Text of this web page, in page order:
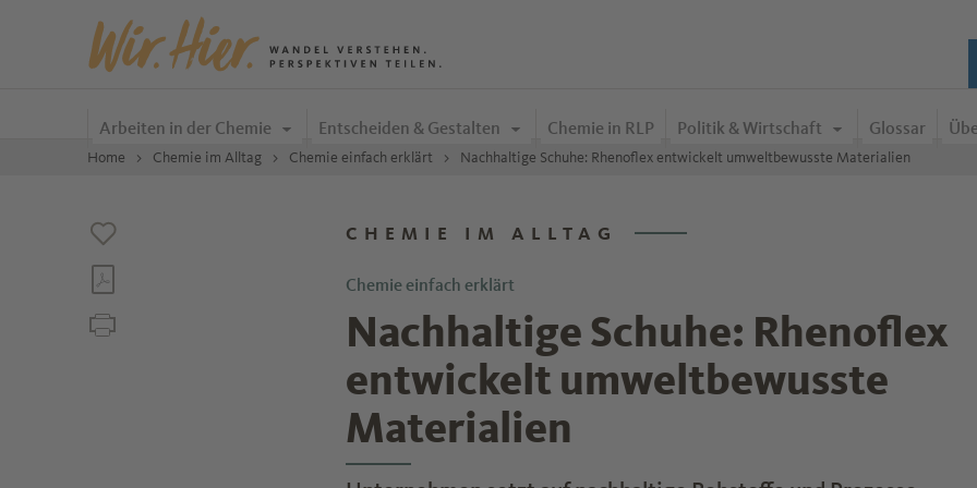
Zum Inhalt springen
Arbeiten in der Chemie Entscheiden & Gestalten Chemie in RLP Politik & Wirtschaft Glossar
Home Chemie im Alltag Chemie einfach erklärt Nachhaltige Schuhe: Rhenoflex entwickelt umweltbewusste Materialien
CHEMIE IM ALLTAG
Chemie einfach erklärt
Nachhaltige Schuhe: Rhenoflex
entwickelt umweltbewusste
Materialien